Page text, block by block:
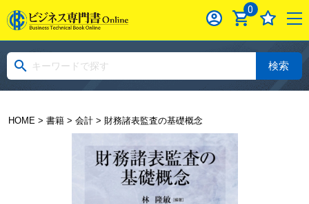
0
検索
HOME> 書籍> 会計> 財務諸表監査の基礎概念